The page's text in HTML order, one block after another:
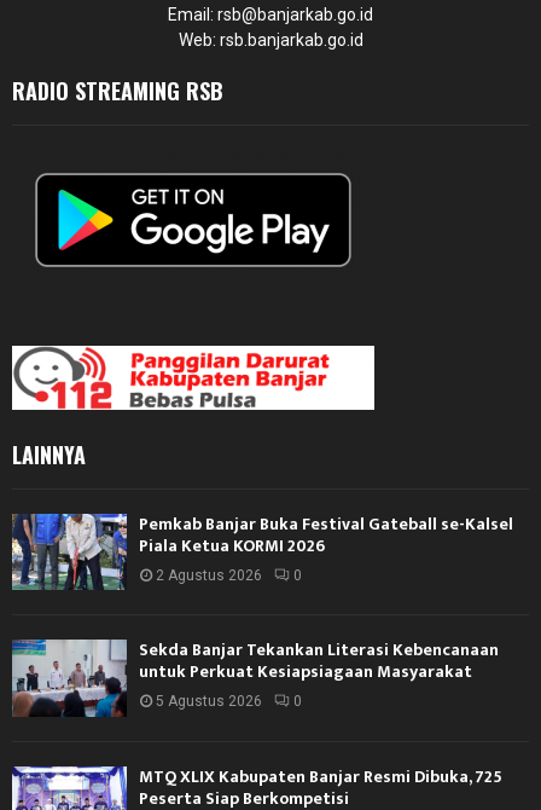
Email: rsb@banjarkab.go.id
Web: rsb.banjarkab.go.id
RADIO STREAMING RSB
LAINNYA
Pemkab Banjar Buka Festival Gateball se-Kalsel
Piala Ketua KORMI 2026
2 Agustus 2026 0
Sekda Banjar Tekankan Literasi Kebencanaan
untuk Perkuat Kesiapsiagaan Masyarakat
5 Agustus 2026 0
MTQ XLIX Kabupaten Banjar Resmi Dibuka, 725
Peserta Siap Berkompetisi